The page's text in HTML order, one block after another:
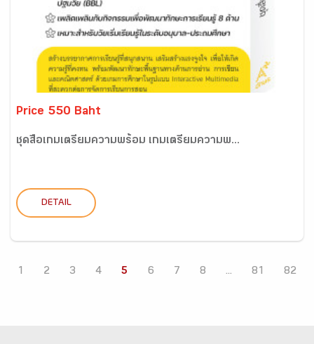
Price 550 Baht
ชุดสื่อเกมเตรียมความพร้อม เกมเตรียมความพ...
DETAIL
1 2 3 4 5 6 7 8 ... 81 82